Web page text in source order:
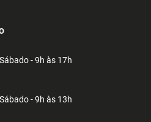
- 9h às 17h
- 9h às 13h